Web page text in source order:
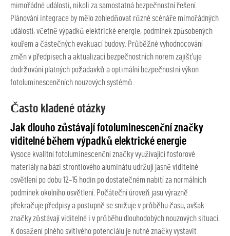
mimořádné události, nikoli za samostatná bezpečnostní řešení.
Plánování integrace by mělo zohledňovat různé scénáře mimořádných
událostí, včetně výpadků elektrické energie, podmínek způsobených
kouřem a částečných evakuací budovy. Průběžné vyhodnocování
změn v předpisech a aktualizací bezpečnostních norem zajišťuje
dodržování platných požadavků a optimální bezpečnostní výkon
fotoluminescenčních nouzových systémů.
Často kladené otázky
Jak dlouho zůstávají fotoluminescenční značky
viditelné během výpadků elektrické energie
Vysoce kvalitní fotoluminescenční značky využívající fosforové
materiály na bázi strontiového aluminátu udržují jasně viditelné
osvětlení po dobu 12–15 hodin po dostatečném nabití za normálních
podmínek okolního osvětlení. Počáteční úroveň jasu výrazně
překračuje předpisy a postupně se snižuje v průběhu času, avšak
značky zůstávají viditelné i v průběhu dlouhodobých nouzových situací.
K dosažení plného svítivého potenciálu je nutné značky vystavit